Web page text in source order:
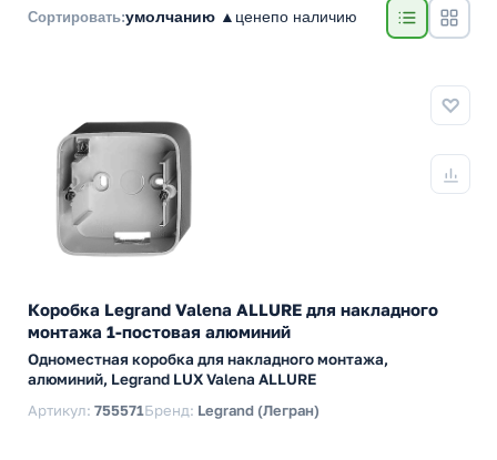
Сортировать:умолчанию ▲ ценепо наличию
Коробка Legrand Valena ALLURE для накладного
монтажа 1-постовая алюминий
Одноместная коробка для накладного монтажа,
алюминий, Legrand LUX Valena ALLURE
Артикул: 755571Бренд: Legrand (Легран)